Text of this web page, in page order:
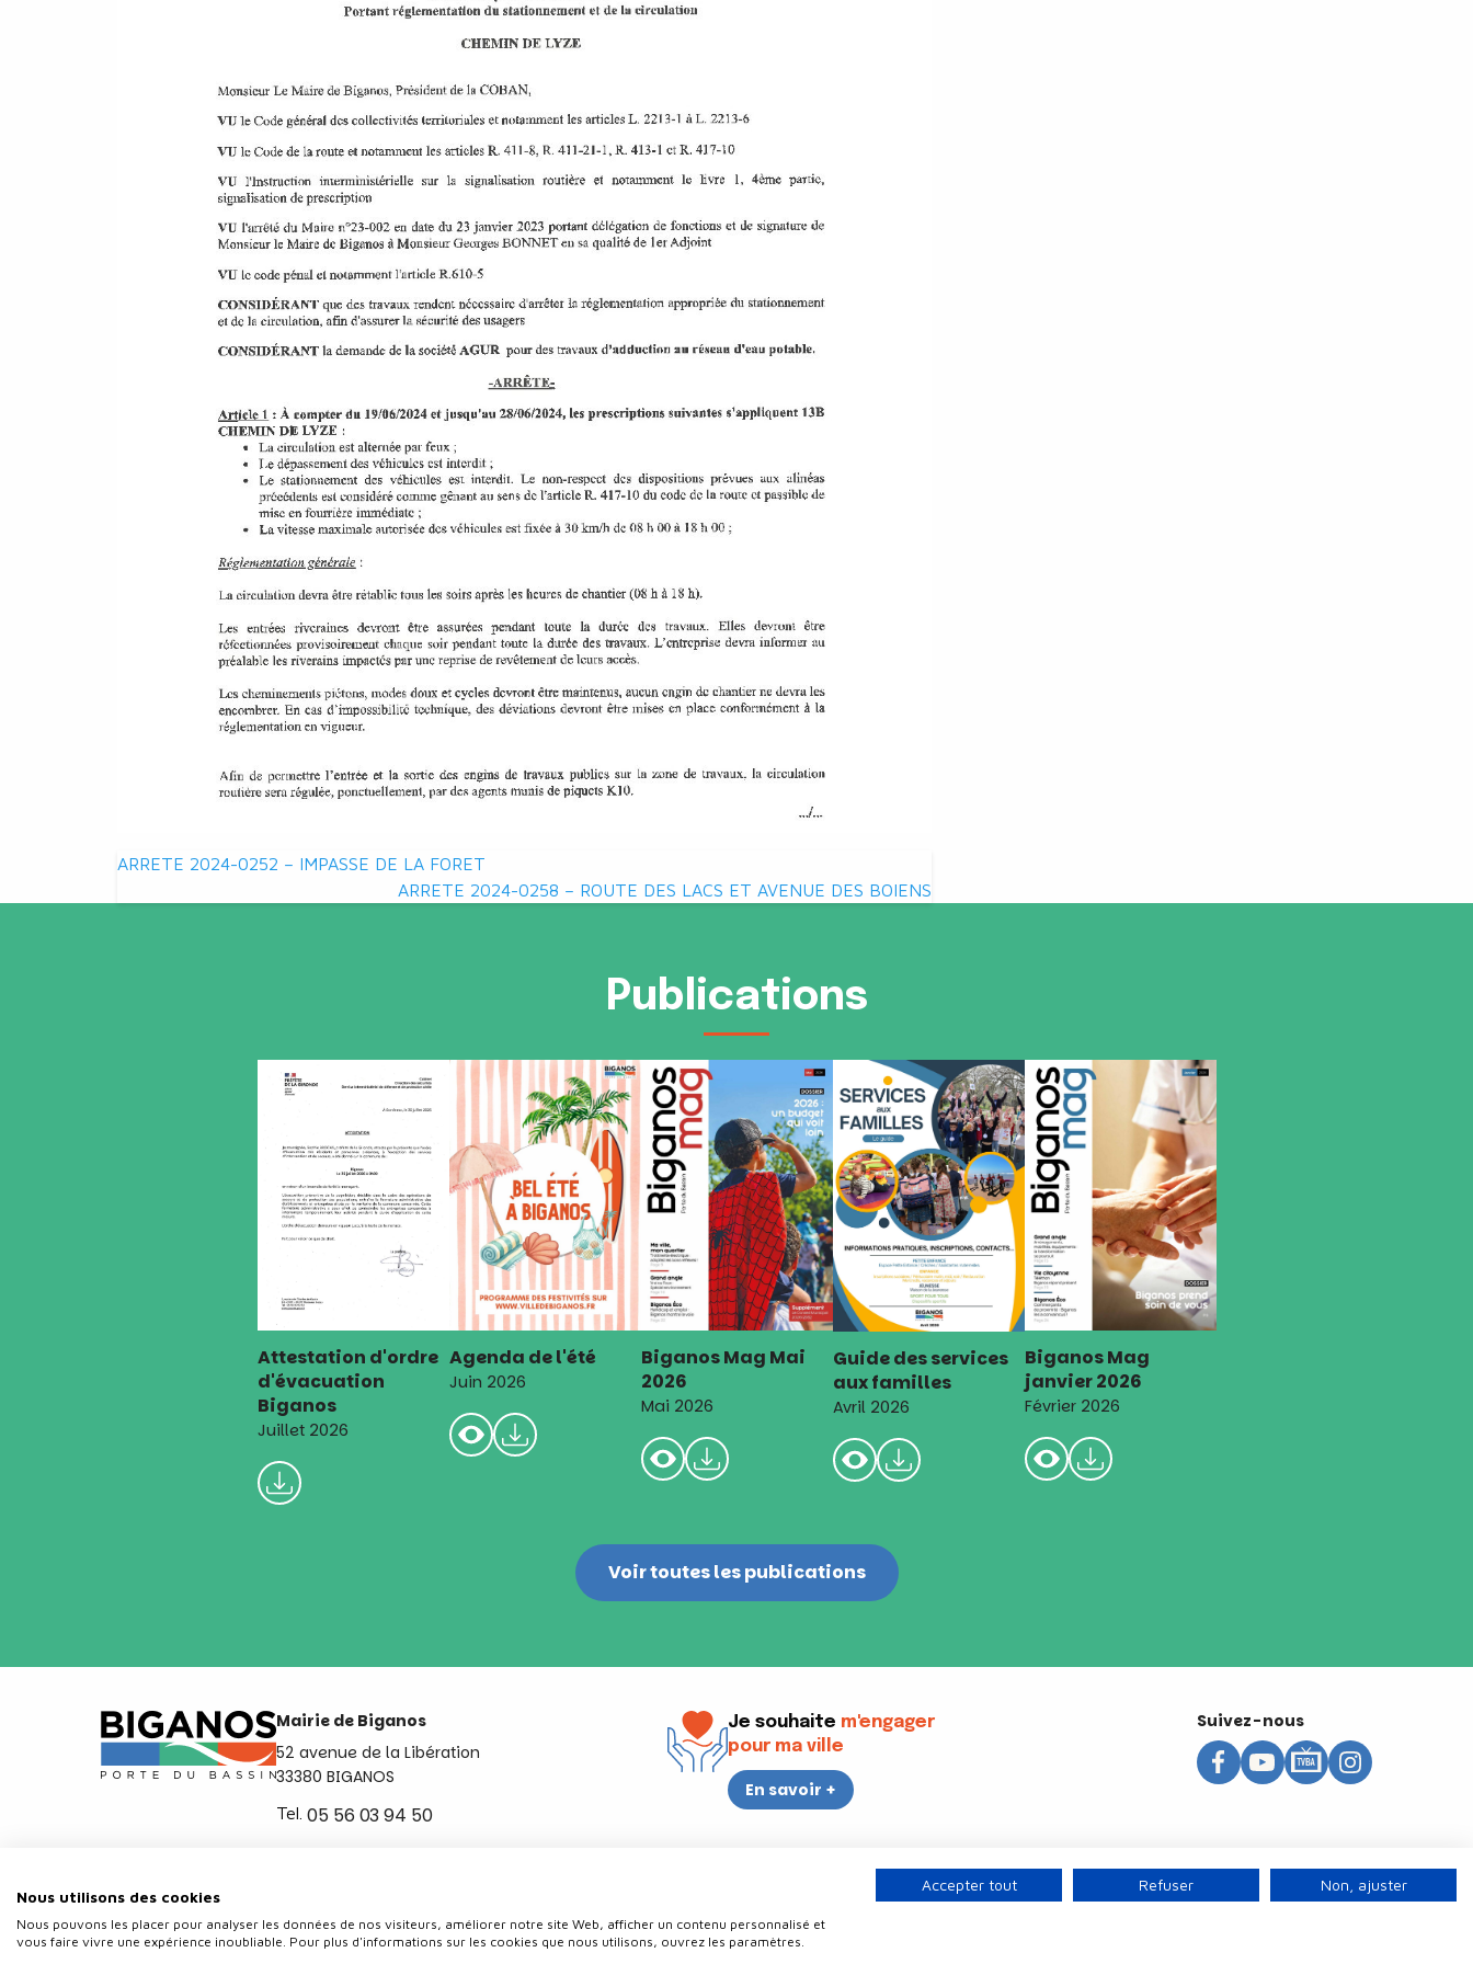
Navigation
ARRETE 2024-0252 – IMPASSE DE LA FORET
ARRETE 2024-0258 – ROUTE DES LACS ET AVENUE DES BOIENS
Publications
Attestation d'ordre
d'évacuation
Biganos
Juillet 2026
Agenda de l'été
Juin 2026
Biganos Mag Mai
2026
Mai 2026
Guide des services
aux familles
Avril 2026
Biganos Mag
janvier 2026
Février 2026
Voir toutes les publications
Mairie de Biganos
52 avenue de la Libération
33380 BIGANOS
Tel. 05 56 03 94 50
Je souhaite m'engager
pour ma ville
En savoir +
Suivez-nous
ContactPolitique de confidentialitéPlan du site
Nous utilisons des cookies
Nous pouvons les placer pour analyser les données de nos visiteurs, améliorer notre site Web, afficher un contenu personnalisé et
vous faire vivre une expérience inoubliable. Pour plus d'informations sur les cookies que nous utilisons, ouvrez les paramètres.
Accepter tout Refuser Non, ajuster